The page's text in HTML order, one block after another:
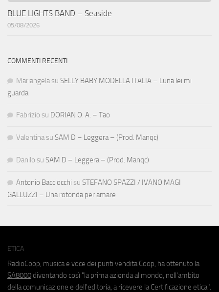
BLUE LIGHTS BAND – Seaside
05/08/2026
COMMENTI RECENTI
Mariangela su SELLY BABY MODELLA ITALIA – Luna lei mi
guarda
Fabrizio su DORIAN O. A. – Tao
Valentina su SAM D – Leggera – (Prod. Manqc)
Danilo su SAM D – Leggera – (Prod. Manqc)
Antonio Bacciocchi su STEFANO SPAZZI / IVANO MAGI
GALLUZZI – Una rotonda per amare
ETICA
RadioCoop, musica e voce dei punti vendita Coop, ha ottenuto la
SA8000 diventando così "la prima azienda al mondo, nell'ambito
della comunicazione e dell'editoria, a ricevere la Certificazione etica".